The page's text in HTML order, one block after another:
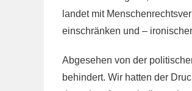
landet mit
einschränken und –
Abgesehen von der
behindert. Wir hatten der